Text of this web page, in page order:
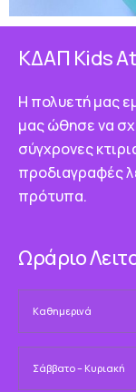
ΚΔΑΠ Κids
Η πολυετή μας
μας ώθησε να
σύγχρονες
προδιαγραφές
πρότυπα.
Ωράριο
Καθημερινά
Σάββατο – Κυριακή